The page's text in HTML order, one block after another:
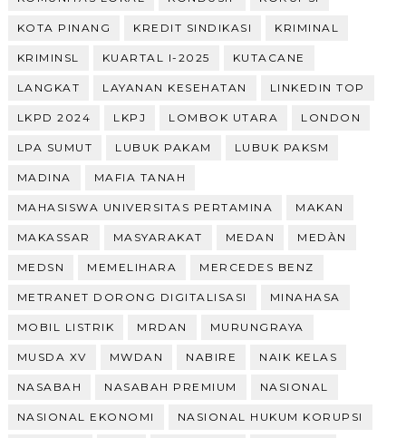
KOTA PINANG KREDIT SINDIKASI KRIMINAL
KRIMINSL KUARTAL I-2025 KUTACANE
LANGKAT LAYANAN KESEHATAN LINKEDIN TOP
LKPD 2024 LKPJ LOMBOK UTARA LONDON
LPA SUMUT LUBUK PAKAM LUBUK PAKSM
MADINA MAFIA TANAH
MAHASISWA UNIVERSITAS PERTAMINA MAKAN
MAKASSAR MASYARAKAT MEDAN MEDÀN
MEDSN MEMELIHARA MERCEDES BENZ
METRANET DORONG DIGITALISASI MINAHASA
MOBIL LISTRIK MRDAN MURUNGRAYA
MUSDA XV MWDAN NABIRE NAIK KELAS
NASABAH NASABAH PREMIUM NASIONAL
NASIONAL EKONOMI NASIONAL HUKUM KORUPSI